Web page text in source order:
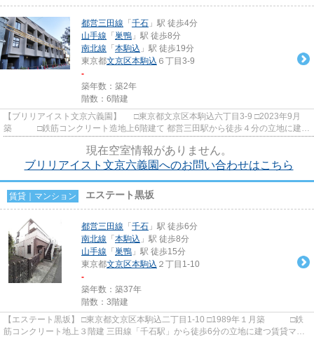
都営三田線 「 千石 」駅 徒歩4分
山手線 「 巣鴨 」駅 徒歩8分
南北線 「 本駒込 」駅 徒歩19分
東京都文京区本駒込 ６丁目3-9
-
築年数：築2年
階数：6階建
【ブリリアイスト文京六義園】 □東京都文京区本駒込六丁目3-9 □2023年9月
築 □鉄筋コンクリート造地上6階建て 都営三田駅から徒歩４分の立地に建つ
現在空室情報がありません。
ブリリアイスト文京六義園へのお問い合わせはこちら
賃貸｜マンション エステート黒坂
都営三田線 「 千石 」駅 徒歩6分
南北線 「 本駒込 」駅 徒歩8分
山手線 「 巣鴨 」駅 徒歩15分
東京都文京区本駒込 ２丁目1-10
-
築年数：築37年
階数：3階建
【エステート黒坂】 □東京都文京区本駒込二丁目1-10 □1989年１月築 □鉄
筋コンクリート地上３階建 三田線「千石駅」から徒歩6分の立地に建つ賃貸マン